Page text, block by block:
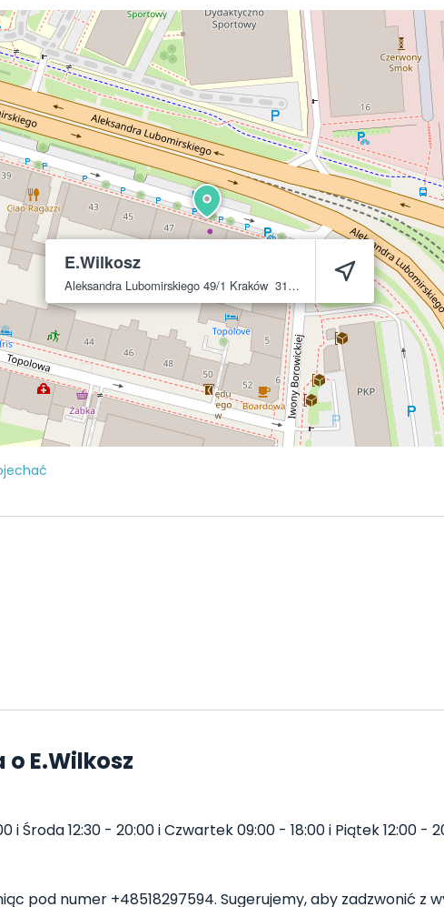
E.Wilkosz
Aleksandra Lubomirskiego 49/1 Kraków 31-509
E.Wilkosz
Środa 12:30 - 20:00 i Czwartek 09:00 - 18:00 i Piątek 12:00 -
pod numer +48518297594. Sugerujemy, aby zadzwonić z